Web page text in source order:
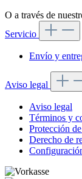
O a través de
Servicio
Envío y
Aviso legal
Aviso legal
Términos y
Protección
Derecho de